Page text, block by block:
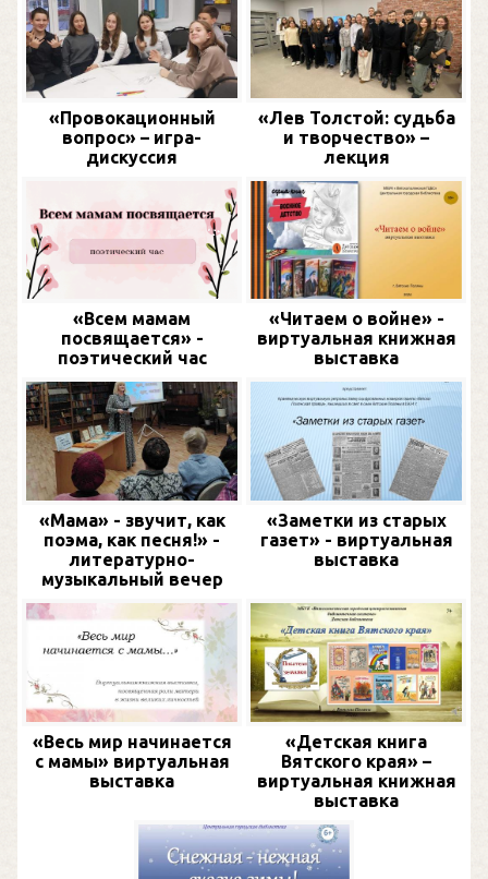
«Провокационный
вопрос» – игра-
дискуссия
«Лев Толстой: судьба
и творчество» –
лекция
«Всем мамам
посвящается» -
поэтический час
«Читаем о войне» -
виртуальная книжная
выставка
«Мама» - звучит, как
поэма, как песня!» -
литературно-
музыкальный вечер
«Заметки из старых
газет» - виртуальная
выставка
«Весь мир начинается
с мамы» виртуальная
выставка
«Детская книга
Вятского края» –
виртуальная книжная
выставка